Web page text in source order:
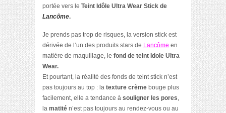
portée vers le Teint Idôle Ultra Wear Stick de
Lancôme.
Je prends pas trop de risques, la version stick est
dérivée de l’un des produits stars de Lancôme en
matière de maquillage, le fond de teint Idole Ultra
Wear.
Et pourtant, la réalité des fonds de teint stick n’est
pas toujours au top : la texture crème bouge plus
facilement, elle a tendance à souligner les pores,
la matité n’est pas toujours au rendez-vous ou au